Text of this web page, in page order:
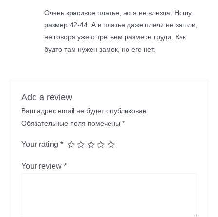
out of 5
Очень красивое платье, но я не влезла. Ношу
размер 42-44. А в платье даже плечи не зашли,
не говоря уже о третьем размере груди. Как
будто там нужен замок, но его нет.
Add a review
Ваш адрес email не будет опубликован.
Обязательные поля помечены *
Your rating *
Your review *